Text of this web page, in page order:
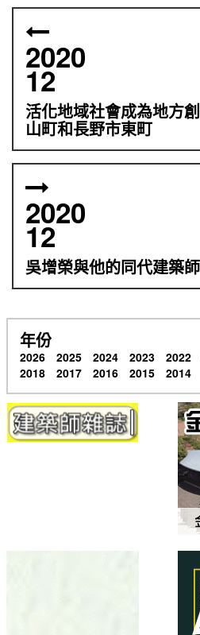
2020
12
活化地域社會成為地方
山町和長野市東町
2020
12
吳增榮與他的同代建築師
年份
2026 2025 2024 2023 2022
2018
2017 2016 2015 2014